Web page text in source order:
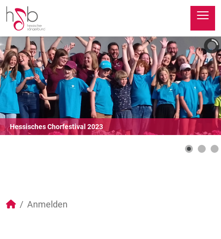
Hessisches Chorfestival 2023
Anmelden
≡